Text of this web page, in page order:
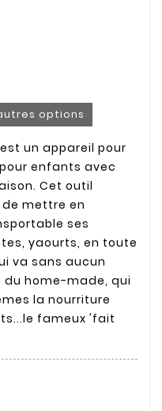
options
un appareil pour
enfants avec
Cet outil
mettre en
ses
yaourts, en toute
va sans aucun
home-made, qui
la nourriture
fameux 'fait